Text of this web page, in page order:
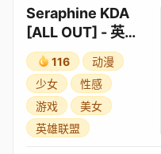
Seraphine KDA
[ALL OUT] - 英雄
联盟
116
动漫
少女
性感
游戏
美女
英雄联盟